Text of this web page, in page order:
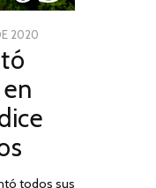
2020
2025
todos sus